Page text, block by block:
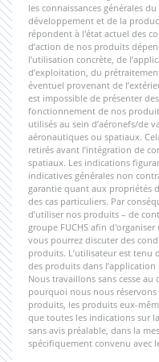
les connaissances générales
développement et de la
répondent à l'état actuel des
d’action de nos produits
l’utilisation concrète, de
d’exploitation, du
éventuel provenant de
est impossible de présenter
fonctionnement de nos
utilisés au sein d’aéronefs/de
aéronautiques ou spatiaux.
retirés avant l’intégration de
spatiaux. Les indications
indicatives générales non
garantie quant aux propriétés
des cas particuliers. Par
d’utiliser nos produits – de
groupe FUCHS afin
vous pourrez discuter des
produits. L’utilisateur est tenu
des produits dans
Nous travaillons sans cesse
pourquoi nous nous
produits, les produits eux-
que toutes les indications sur
sans avis préalable, dans la
spécifiquement convenu avec